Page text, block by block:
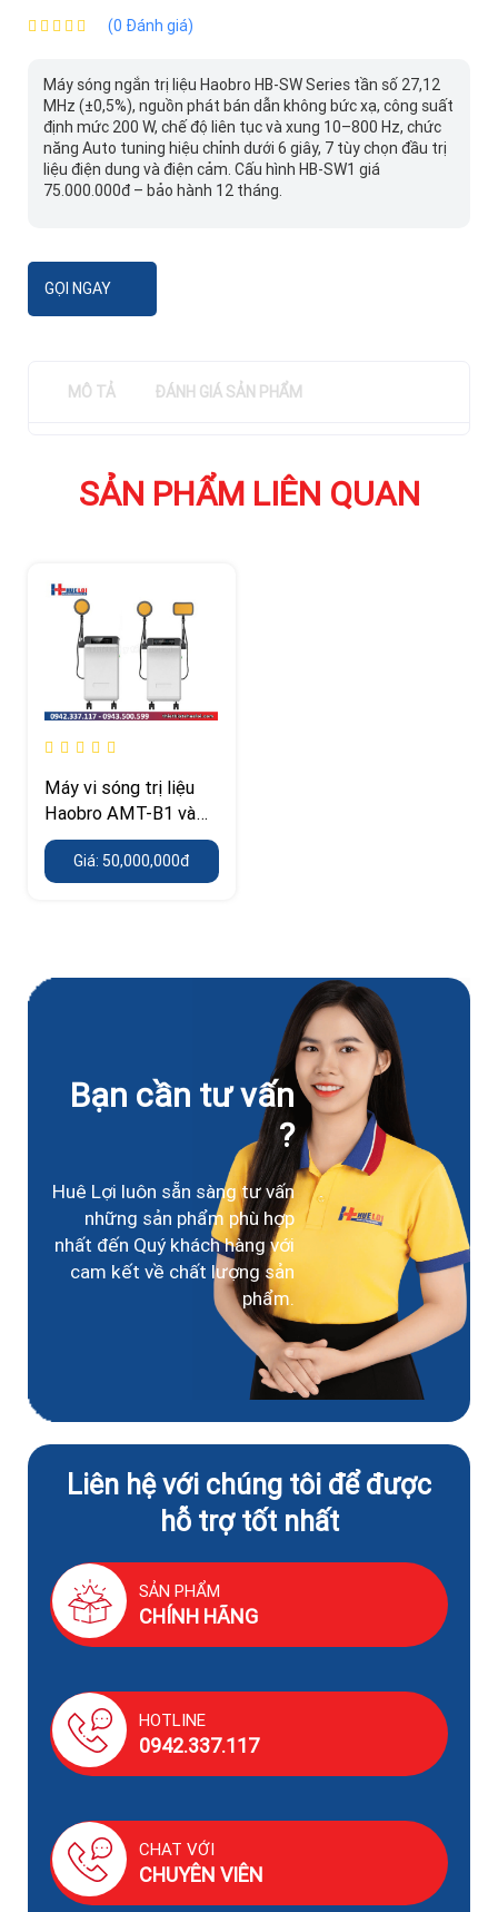
(0 Đánh giá)
Máy sóng ngắn trị liệu Haobro HB-SW Series tần số 27,12
MHz (±0,5%), nguồn phát bán dẫn không bức xạ, công suất
định mức 200 W, chế độ liên tục và xung 10–800 Hz, chức
năng Auto tuning hiệu chỉnh dưới 6 giây, 7 tùy chọn đầu trị
liệu điện dung và điện cảm. Cấu hình HB-SW1 giá
75.000.000đ – bảo hành 12 tháng.
GỌI NGAY
MÔ TẢ ĐÁNH GIÁ SẢN PHẨM
SẢN PHẨM LIÊN QUAN
Máy vi sóng trị liệu
Haobro AMT-B1 và
AMT-C – tần số
2.450 MHz
Giá: 50,000,000đ
Bạn cần tư vấn
?
Huê Lợi luôn sẵn sàng tư vấn
những sản phẩm phù hợp
nhất đến Quý khách hàng với
cam kết về chất lượng sản
phẩm.
Liên hệ với chúng tôi để được
hỗ trợ tốt nhất
SẢN PHẨM
CHÍNH HÃNG
HOTLINE
0942.337.117
CHAT VỚI
CHUYÊN VIÊN